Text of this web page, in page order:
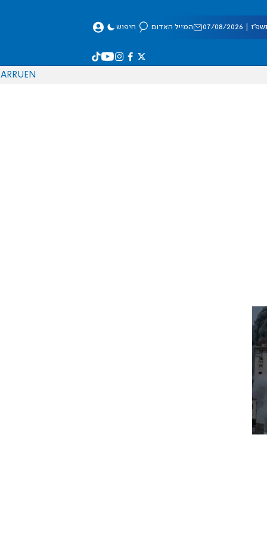
08/2026 המייל האדום חיפוש
EN
RU
AR